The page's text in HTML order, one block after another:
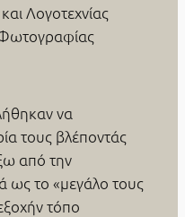
Λογοτεχνίας
Φωτογραφίας
να
τους βλέποντάς
από την
ως το «μεγάλο τους
τόπο